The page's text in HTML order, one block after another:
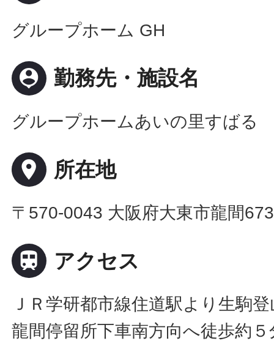
グループホーム GH
person_pin 勤務先・施設名
グループホームあいの里すばる
place 所在地
〒570-0043 大阪府大東市龍間
 アクセス
ＪＲ学研都市線住道駅より生駒
龍間停留所下車南方向へ徒歩約５